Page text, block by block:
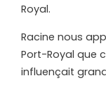
Royal.
Racine nous
Port-Royal que
influençait